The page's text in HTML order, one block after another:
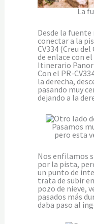
La
Desde la fuente
conectar a la
CV334 (Creu
de enlace con
Itinerario
Con el PR-
la derecha,
pasando muy
dejando a la
Pasamos
pero esta
Nos enfilamos
por la pista,
un punto de
trata de subir
pozo de nieve,
pasados más
daba paso al